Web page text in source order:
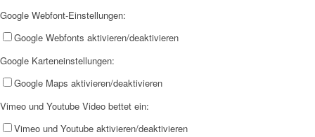
Google Webfont-Einstellungen:
Google Webfonts aktivieren/deaktivieren
Google Karteneinstellungen:
Google Maps aktivieren/deaktivieren
Vimeo und Youtube Video bettet ein:
Vimeo und Youtube aktivieren/deaktivieren